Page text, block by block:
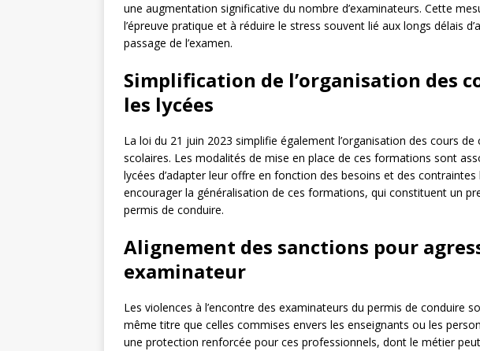
une augmentation significative du nombre d’examinateurs. Cette
l’épreuve pratique et à réduire le stress souvent lié aux longs délais
passage de l’examen.
Simplification de l’organisation des
les lycées
La loi du 21 juin 2023 simplifie également l’organisation des cours
scolaires. Les modalités de mise en place de ces formations sont
lycées d’adapter leur offre en fonction des besoins et des
encourager la généralisation de ces formations, qui constituent un
permis de conduire.
Alignement des sanctions pour
examinateur
Les violences à l’encontre des examinateurs du permis de conduire
même titre que celles commises envers les enseignants ou les
une protection renforcée pour ces professionnels, dont le métier